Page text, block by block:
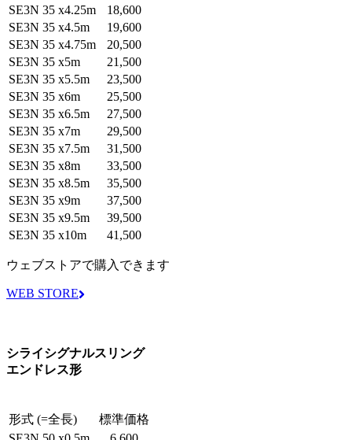
SE3N 35 x4.25m
18,600
SE3N 35 x4.5m
19,600
SE3N 35 x4.75m
20,500
SE3N 35 x5m
21,500
SE3N 35 x5.5m
23,500
SE3N 35 x6m
25,500
SE3N 35 x6.5m
27,500
SE3N 35 x7m
29,500
SE3N 35 x7.5m
31,500
SE3N 35 x8m
33,500
SE3N 35 x8.5m
35,500
SE3N 35 x9m
37,500
SE3N 35 x9.5m
39,500
SE3N 35 x10m
41,500
ウェブストアで購入できます
WEB STORE
シライシグナルスリング
エンドレス形
形式 (=全長)
標準価格